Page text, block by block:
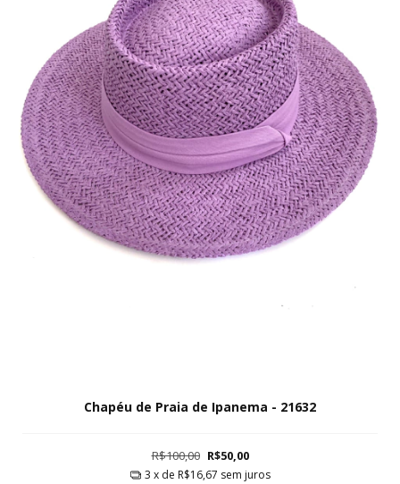
Chapéu de Praia de Ipanema - 21632
R$100,00 R$50,00
3 x de R$16,67 sem juros